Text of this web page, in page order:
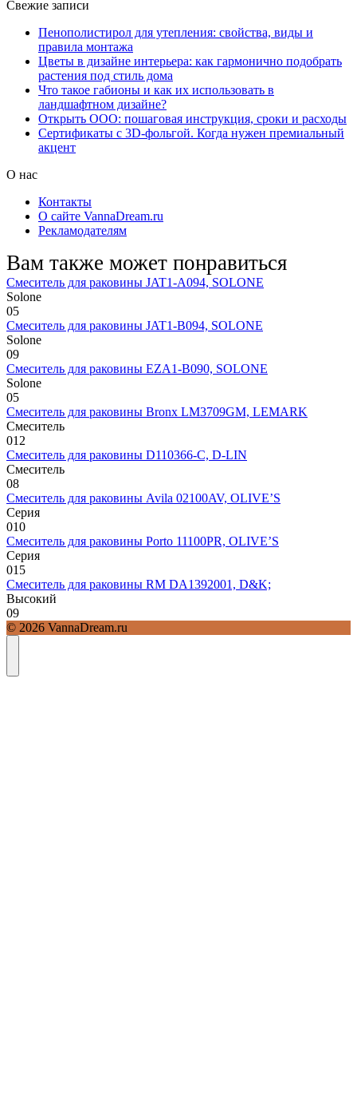
Свежие записи
Пенополистирол для утепления: свойства, виды и
правила монтажа
Цветы в дизайне интерьера: как гармонично подобрать
растения под стиль дома
Что такое габионы и как их использовать в
ландшафтном дизайне?
Открыть ООО: пошаговая инструкция, сроки и расходы
Сертификаты с 3D-фольгой. Когда нужен премиальный
акцент
О нас
Контакты
О сайте VannaDream.ru
Рекламодателям
Вам также может понравиться
Смеситель для раковины JAT1-A094, SOLONE
Solone
05
Смеситель для раковины JAT1-B094, SOLONE
Solone
09
Смеситель для раковины EZA1-B090, SOLONE
Solone
05
Смеситель для раковины Bronx LM3709GM, LEMARK
Смеситель
012
Смеситель для раковины D110366-С, D-LIN
Смеситель
08
Смеситель для раковины Avila 02100AV, OLIVE’S
Серия
010
Смеситель для раковины Porto 11100PR, OLIVE’S
Серия
015
Смеситель для раковины RM DA1392001, D&K;
Высокий
09
© 2026 VannaDream.ru